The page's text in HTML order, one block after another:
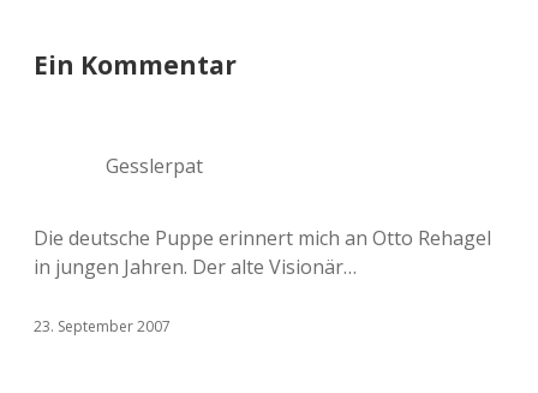
Ein Kommentar
Gesslerpat
Die deutsche Puppe erinnert mich an Otto Rehagel
in jungen Jahren. Der alte Visionär…
23. September 2007